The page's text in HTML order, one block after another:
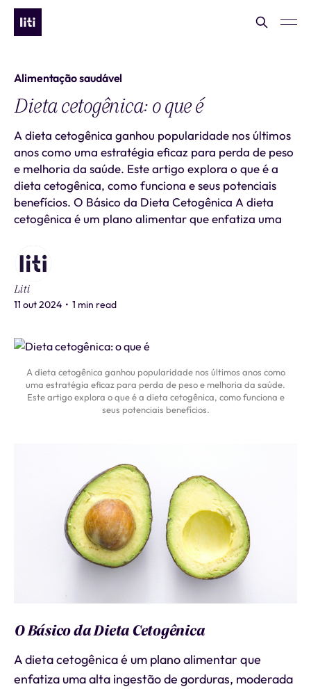
Alimentação saudável
Dieta cetogênica: o que é
A dieta cetogênica ganhou popularidade nos últimos
anos como uma estratégia eficaz para perda de peso
e melhoria da saúde. Este artigo explora o que é a
dieta cetogênica, como funciona e seus potenciais
benefícios. O Básico da Dieta Cetogênica A dieta
cetogênica é um plano alimentar que enfatiza uma
Liti
11 out 2024 • 1 min read
A dieta cetogênica ganhou popularidade nos últimos anos como
uma estratégia eficaz para perda de peso e melhoria da saúde.
Este artigo explora o que é a dieta cetogênica, como funciona e
seus potenciais benefícios.
O Básico da Dieta Cetogênica
A dieta cetogênica é um plano alimentar que
enfatiza uma alta ingestão de gorduras, moderada